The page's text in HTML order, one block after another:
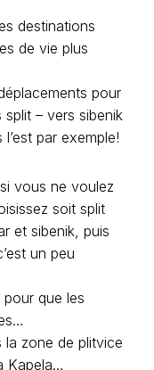
destinations
de vie plus
pour
– vers sibenik
par exemple!
vous ne voulez
soit split
et sibenik, puis
un peu
que les
la zone de plitvice
Kapela…